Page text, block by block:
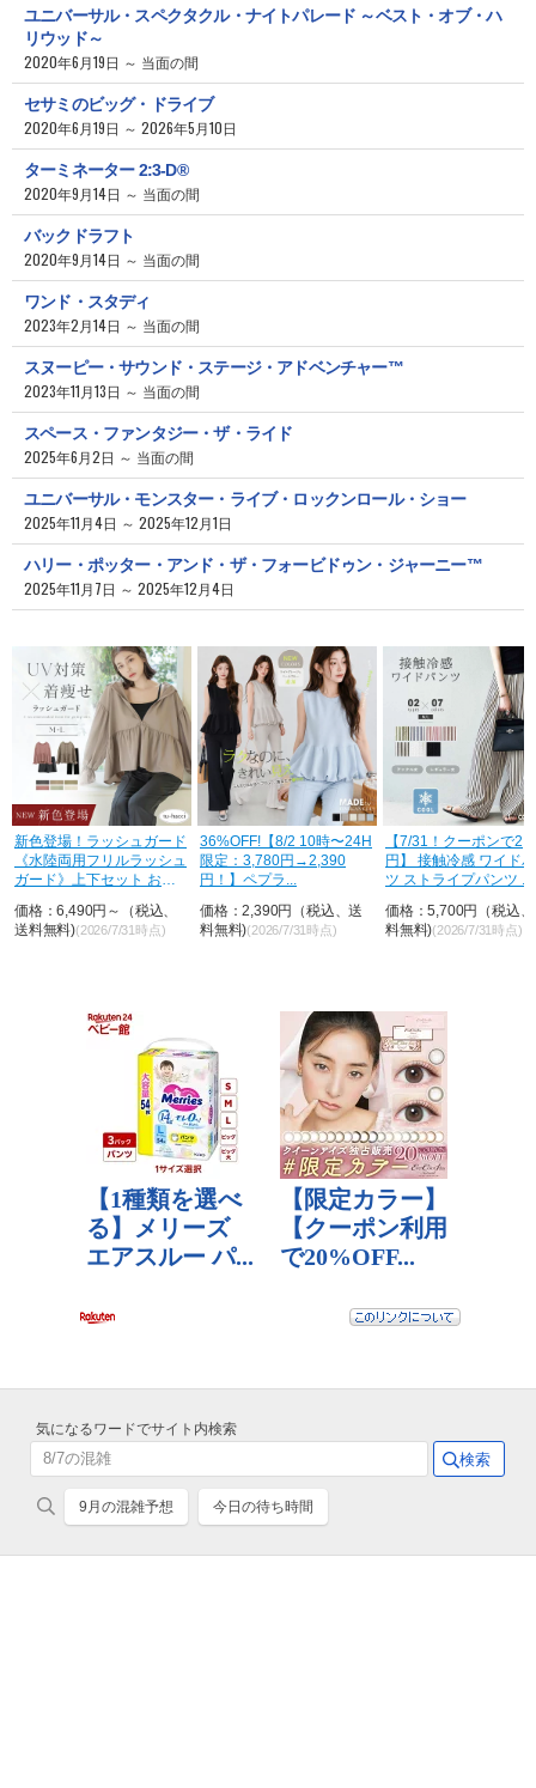
ユニバーサル・スペクタクル・ナイトパレード ～ベスト・オブ・ハ
リウッド～
2020年6月19日 ～ 当面の間
セサミのビッグ・ドライブ
2020年6月19日 ～ 2026年5月10日
ターミネーター 2:3-D®
2020年9月14日 ～ 当面の間
バックドラフト
2020年9月14日 ～ 当面の間
ワンド・スタディ
2023年2月14日 ～ 当面の間
スヌーピー・サウンド・ステージ・アドベンチャー™
2023年11月13日 ～ 当面の間
スペース・ファンタジー・ザ・ライド
2025年6月2日 ～ 当面の間
ユニバーサル・モンスター・ライブ・ロックンロール・ショー
2025年11月4日 ～ 2025年12月1日
ハリー・ポッター・アンド・ザ・フォービドゥン・ジャーニー™
2025年11月7日 ～ 2025年12月4日
新色登場！ラッシュガード
《水陸両用フリルラッシュ
ガード》上下セット おし
価格：6,490円～（税込、
送料無料)(2026/7/31時点)
36%OFF!【8/2 10時〜24H
限定：3,780円→2,390
円！】ペプラ...
価格：2,390円（税込、送
料無料)(2026/7/31時点)
【7/31！クーポンで
円】 接触冷感 ワイド
ツ ストライプパンツ ...
価格：5,700円（税込
料無料)(2026/7/31時点)
気になるワードでサイト内検索
9月の混雑予想 今日の待ち時間